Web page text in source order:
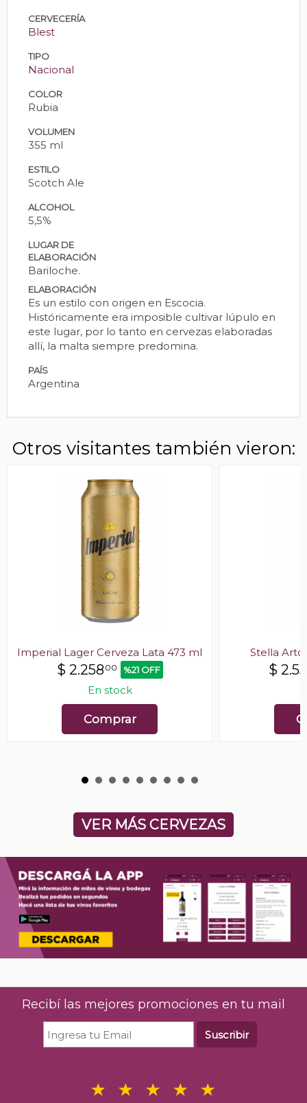
CERVECERÍA
Blest
TIPO
Nacional
COLOR
Rubia
VOLUMEN
355 ml
ESTILO
Scotch Ale
ALCOHOL
5,5%
LUGAR DE
ELABORACIÓN
Bariloche.
ELABORACIÓN
Es un estilo con origen en Escocia.
Históricamente era imposible cultivar lúpulo en
este lugar, por lo tanto en cervezas elaboradas
allí, la malta siempre predomina.
PAÍS
Argentina
Otros visitantes también vieron:
Imperial Lager Cerveza Lata 473 ml
$ 2.258 00 %21 OFF
En stock
Comprar
Stella
$
VER MÁS CERVEZAS
Recibí las mejores promociones en tu mail
Suscribir